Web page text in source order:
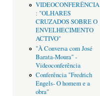
VIDEOCONFERÊNCIA
: "OLHARES
CRUZADOS SOBRE O
ENVELHECIMENTO
ACTIVO"
"À Conversa com José
Barata-Moura" -
Videoconferência
Conferência "Fredrich
Engels- O homem e a
obra"